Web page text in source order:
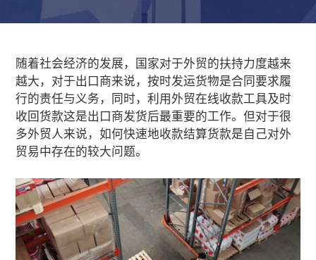
随着社会经济的发展，国家对于外贸的扶持力度越来
越大，对于出口商来说，按时发运货物是合同要求履
行的责任与义务，同时，利用 外贸在线收款工具及时
收回货款这是出口商发货后最重要的工作。但对于很
多外贸人来说，如何快速地收款结算货款是自己对外
贸易中存在的较大问题。